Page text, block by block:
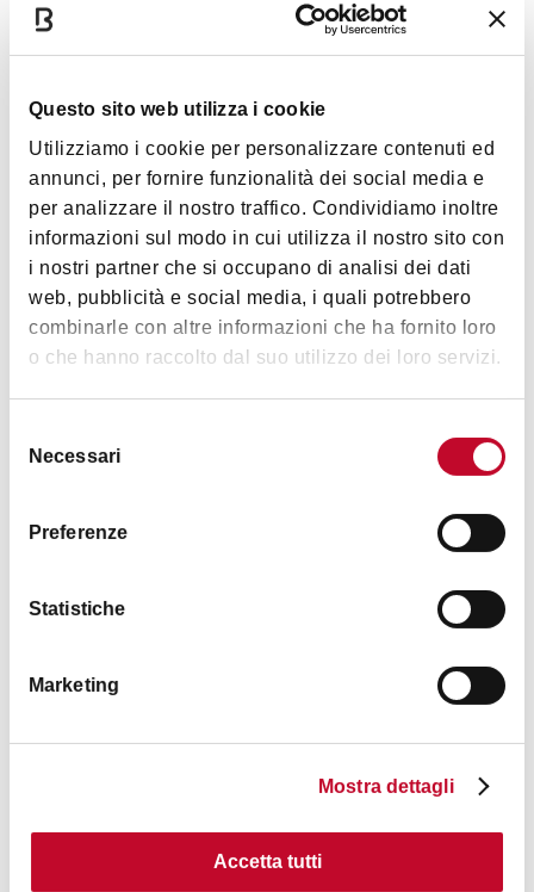
Questo sito web utilizza i cookie
Utilizziamo i cookie per personalizzare contenuti ed
annunci, per fornire funzionalità dei social media e
per analizzare il nostro traffico. Condividiamo inoltre
informazioni sul modo in cui utilizza il nostro sito con
i nostri partner che si occupano di analisi dei dati
web, pubblicità e social media, i quali potrebbero
combinarle con altre informazioni che ha fornito loro
o che hanno raccolto dal suo utilizzo dei loro servizi.
delNecessari
Preferenze
Statistiche
Marketing
Mostra dettagli
Accetta tutti
2 camere matrimoniali e 2 bagni
possibilità in alcuni di aggiungere 2 posti in divano
essenziali e oltre
Prezzo
200€
Carte accettate
Bancomat, Mastercard, Visa, American Express, Revolut,
Animali accettati
Immagini
Contatti